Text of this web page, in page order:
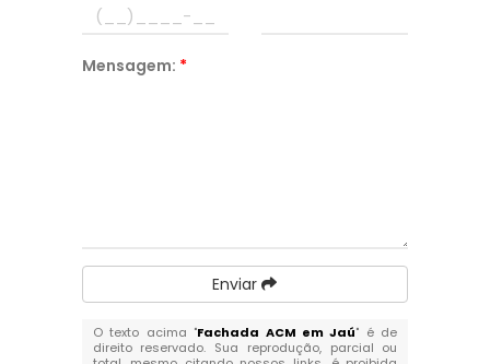
Mensagem: *
Enviar
O texto acima "Fachada ACM em Jaú" é de
direito reservado. Sua reprodução, parcial ou